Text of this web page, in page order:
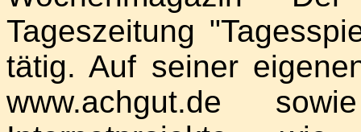
Tageszeitung
tätig. Auf seiner
www.achgut.de